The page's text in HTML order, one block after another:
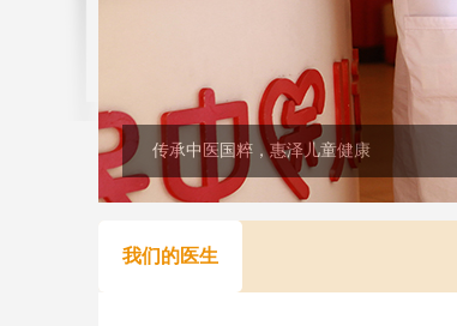
传承中医国粹，惠泽儿童健康
我们的医生